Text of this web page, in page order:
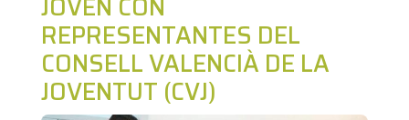
REPRESENTANTES DEL
CONSELL VALENCIÀ DE LA
JOVENTUT (CVJ)